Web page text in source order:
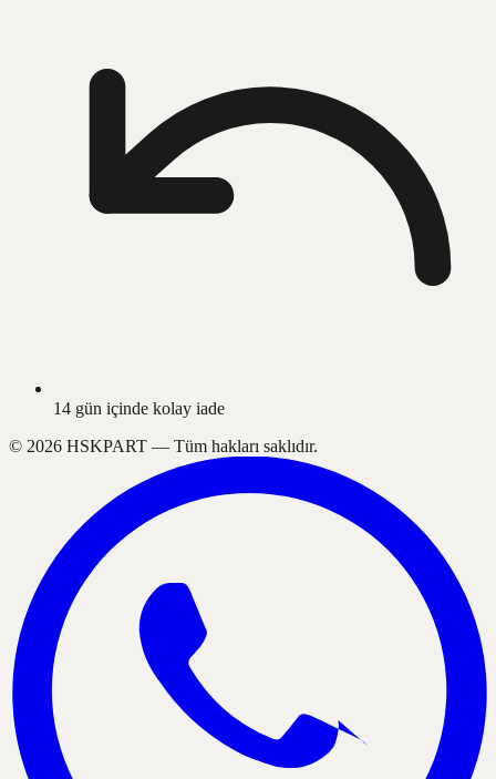
14 gün içinde kolay iade
© 2026 HSKPART — Tüm hakları saklıdır.